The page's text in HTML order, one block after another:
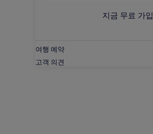
지금 무료 가입
여행 예약
고객 의견